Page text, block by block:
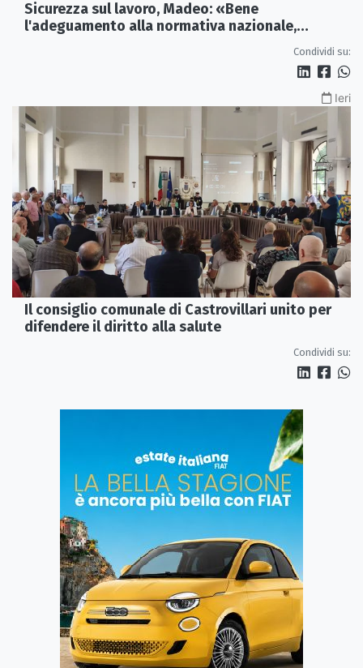
Sicurezza sul lavoro, Madeo: «Bene
l'adeguamento alla normativa nazionale,
Condividi su:
Ieri
Il consiglio comunale di Castrovillari unito per
difendere il diritto alla salute
Condividi su: